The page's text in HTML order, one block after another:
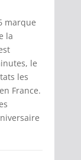
marque
la
le
les
France.